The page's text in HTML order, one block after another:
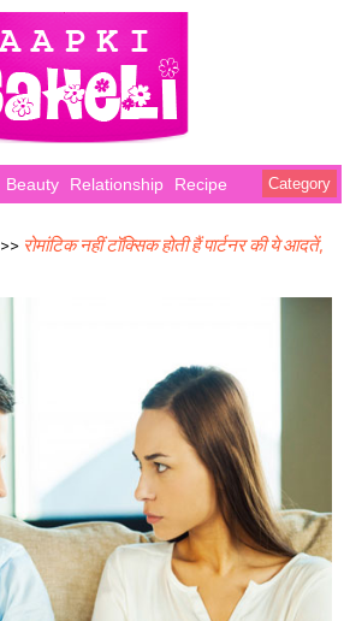
Beauty Relationship Recipe Category
>> रोमांटिक नहीं टॉक्सिक होती हैं पार्टनर की ये आदतें,